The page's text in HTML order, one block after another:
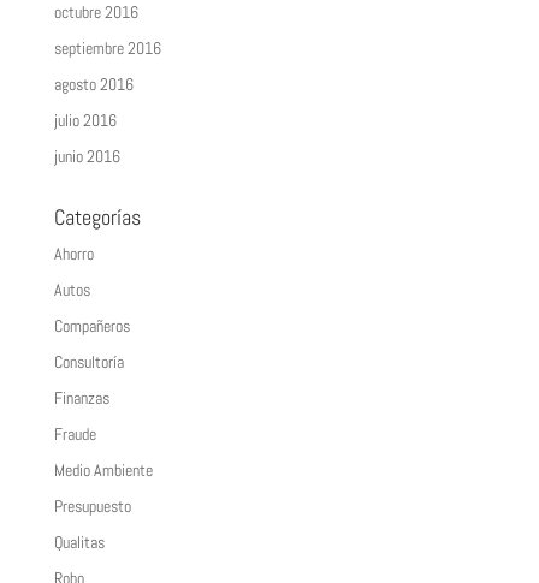
octubre 2016
septiembre 2016
agosto 2016
julio 2016
junio 2016
Categorías
Ahorro
Autos
Compañeros
Consultoría
Finanzas
Fraude
Medio Ambiente
Presupuesto
Qualitas
Robo